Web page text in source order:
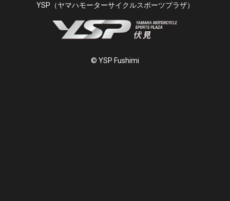
YSP（ヤマハモーターサイクルスポーツプラザ）
© YSP Fushimi